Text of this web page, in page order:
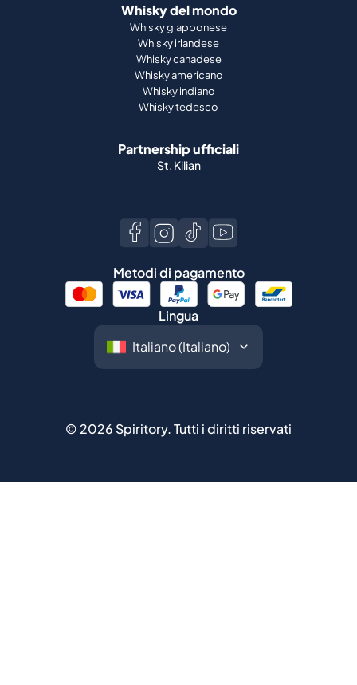
Whisky del mondo
Whisky giapponese
Whisky irlandese
Whisky canadese
Whisky americano
Whisky indiano
Whisky tedesco
Partnership ufficiali
St. Kilian
Metodi di pagamento
Lingua
© 2026 Spiritory.Tutti i diritti riservati